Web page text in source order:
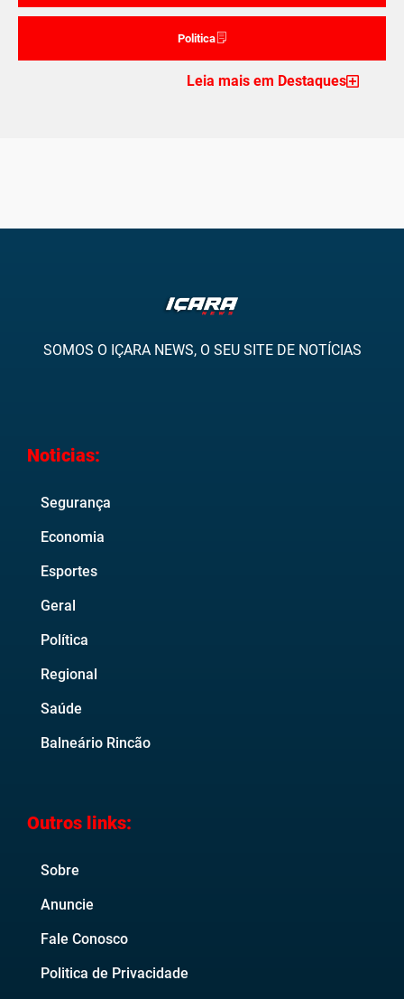
Politica
Leia mais em Destaques
SOMOS O IÇARA NEWS, O SEU SITE DE NOTÍCIAS
Noticias:
Segurança
Economia
Esportes
Geral
Política
Regional
Saúde
Balneário Rincão
Outros links:
Sobre
Anuncie
Fale Conosco
Politica de Privacidade